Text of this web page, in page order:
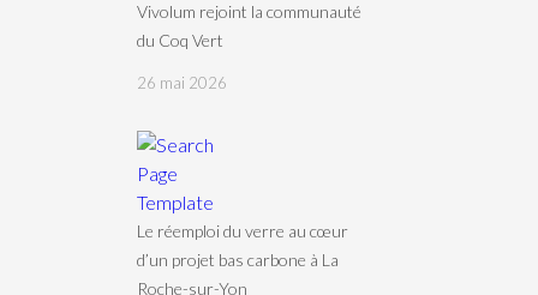
Vivolum rejoint la communauté
du Coq Vert
26 mai 2026
Le réemploi du verre au cœur
d’un projet bas carbone à La
Roche-sur-Yon